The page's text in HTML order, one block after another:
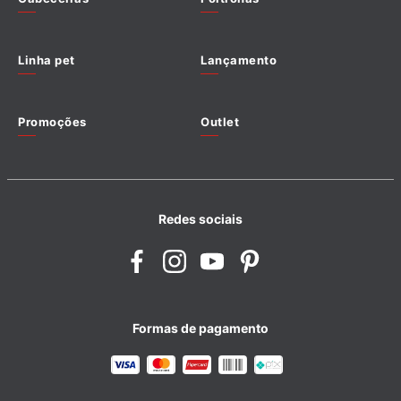
Política de cookies
Linha pet Lançamento
Promoções Outlet
Redes sociais
Formas de pagamento